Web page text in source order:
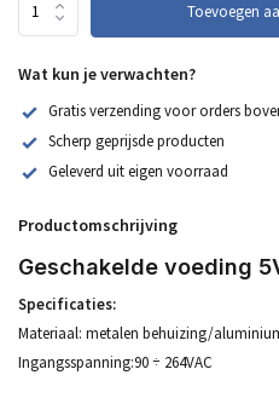
Toevoegen
Wat kun je verwachten?
Gratis verzending voor orders
Scherp geprijsde producten
Geleverd uit eigen voorraad
Productomschrijving
Geschakelde voeding
Specificaties:
Materiaal: metalen behuizing/
Ingangsspanning:90 ÷ 264VAC